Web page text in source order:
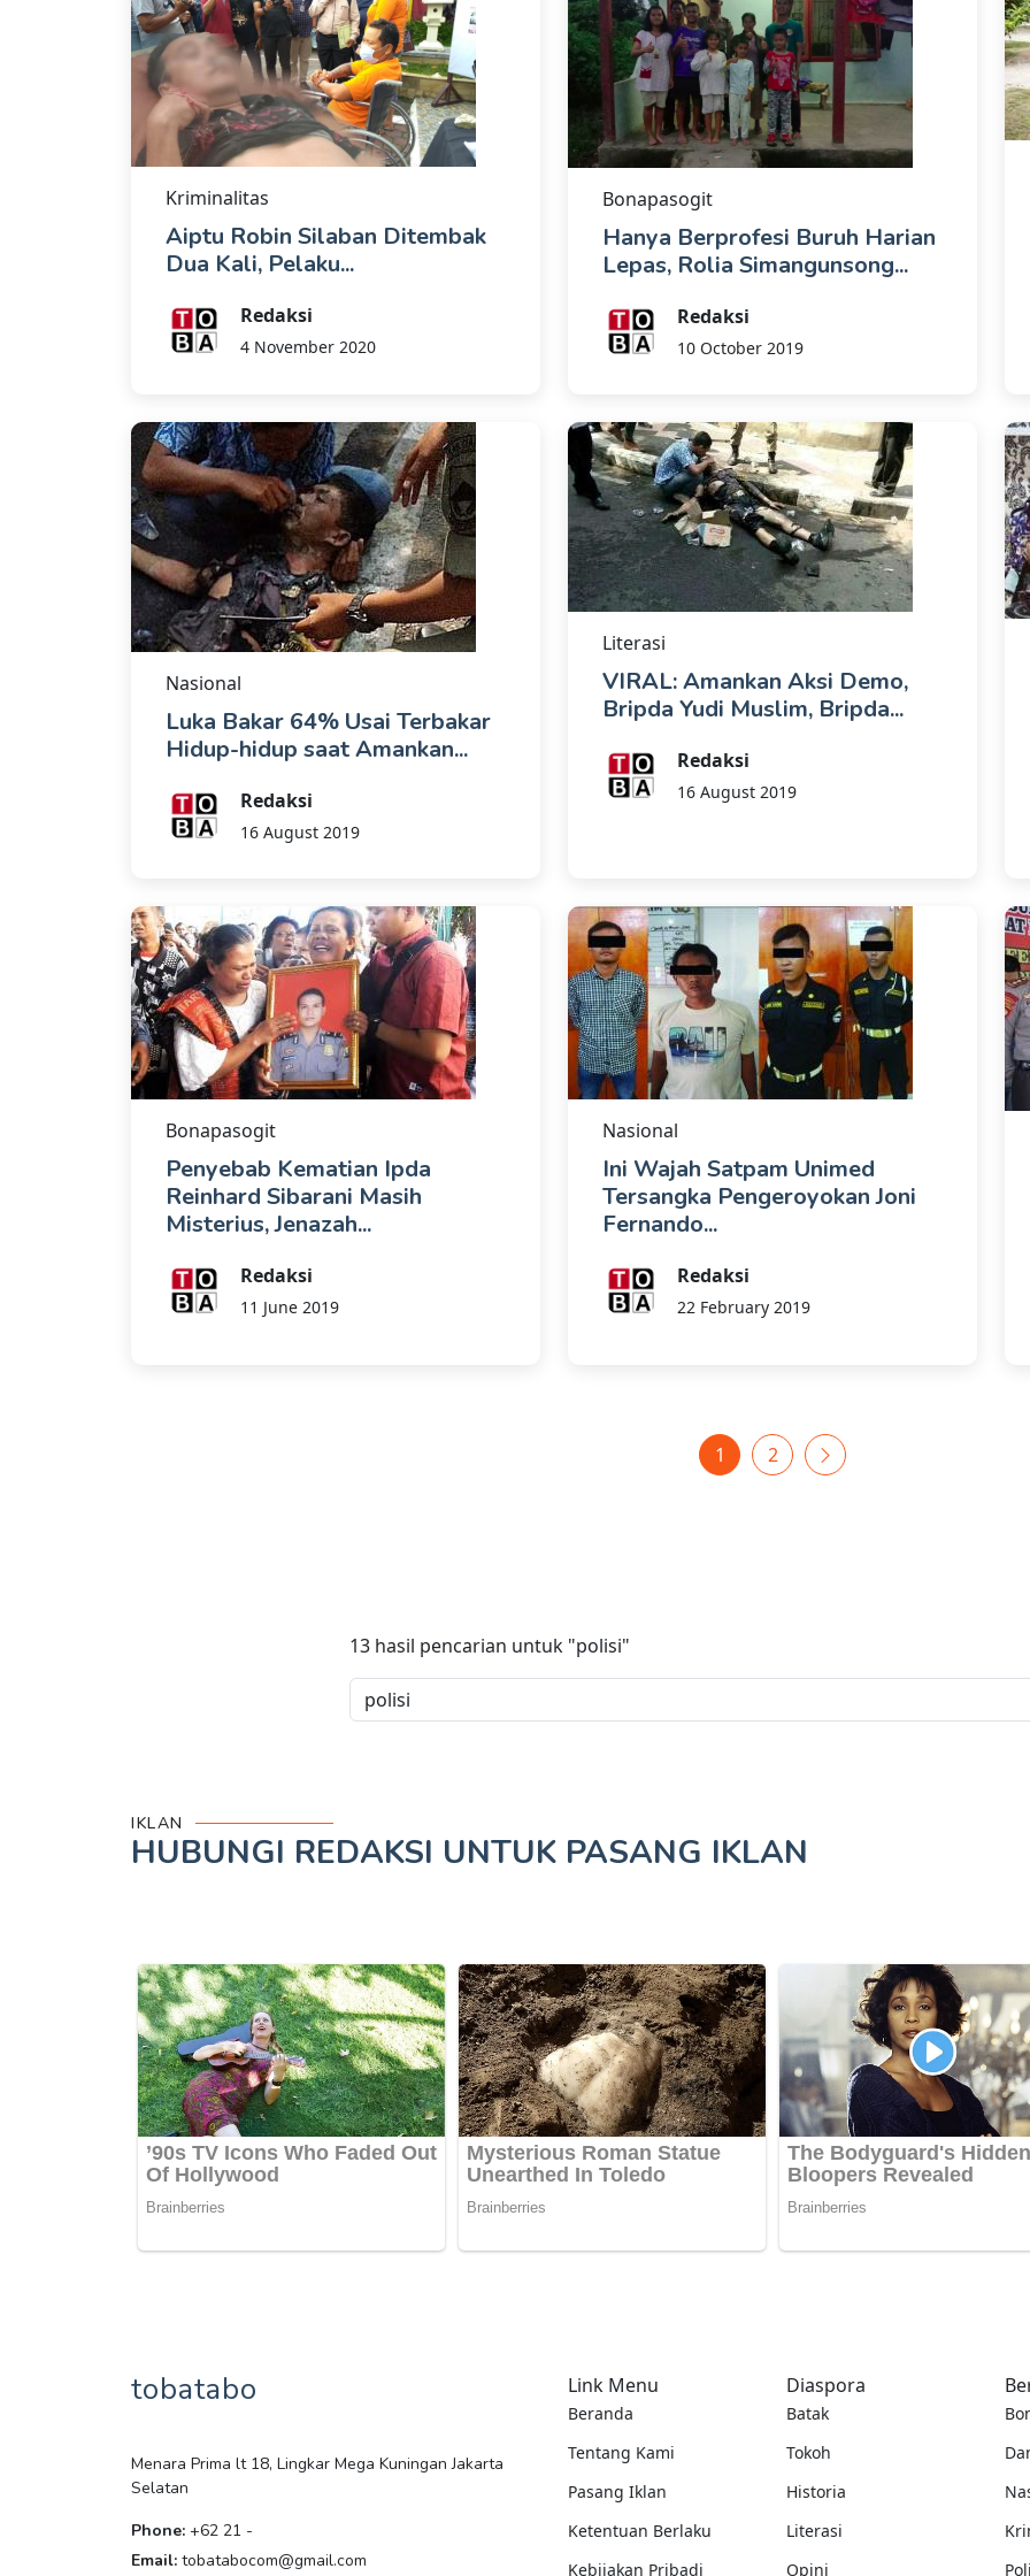
Kriminalitas
Aiptu Robin Silaban Ditembak
Dua Kali, Pelaku...
Redaksi
4 November 2020
Bonapasogit
Hanya Berprofesi Buruh Harian
Lepas, Rolia Simangunsong...
Redaksi
10 October 2019
Nasional
Luka Bakar 64% Usai Terbakar
Hidup-hidup saat Amankan...
Redaksi
16 August 2019
Literasi
VIRAL: Amankan Aksi Demo,
Bripda Yudi Muslim, Bripda...
Redaksi
16 August 2019
Bonapasogit
Penyebab Kematian Ipda
Reinhard Sibarani Masih
Misterius, Jenazah...
Redaksi
11 June 2019
Nasional
Ini Wajah Satpam Unimed
Tersangka Pengeroyokan Joni
Fernando...
Redaksi
22 February 2019
1 2
13 hasil pencarian untuk "polisi"
IKLAN
HUBUNGI REDAKSI UNTUK PASANG IKLAN
tobatabo
Menara Prima lt 18, Lingkar Mega Kuningan Jakarta
Selatan
Phone: +62 21 -
Email: tobatabocom@gmail.com
Link Menu
Beranda
Tentang Kami
Pasang Iklan
Ketentuan Berlaku
Kebijakan Pribadi
Diaspora
Batak
Tokoh
Historia
Literasi
Opini